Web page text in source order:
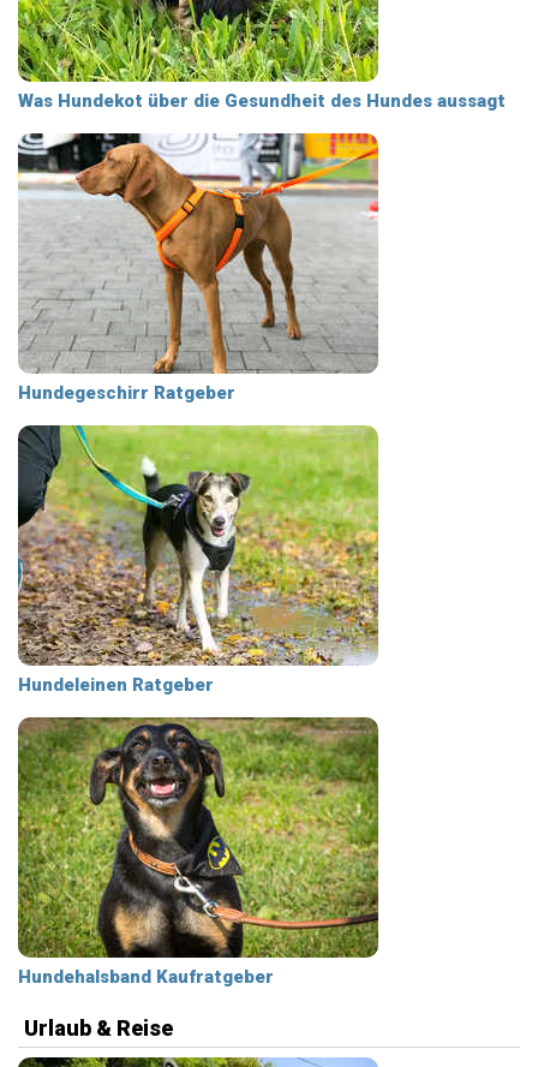
Was Hundekot über die Gesundheit des Hundes aussagt
Hundegeschirr Ratgeber
Hundeleinen Ratgeber
Hundehalsband Kaufratgeber
Urlaub & Reise